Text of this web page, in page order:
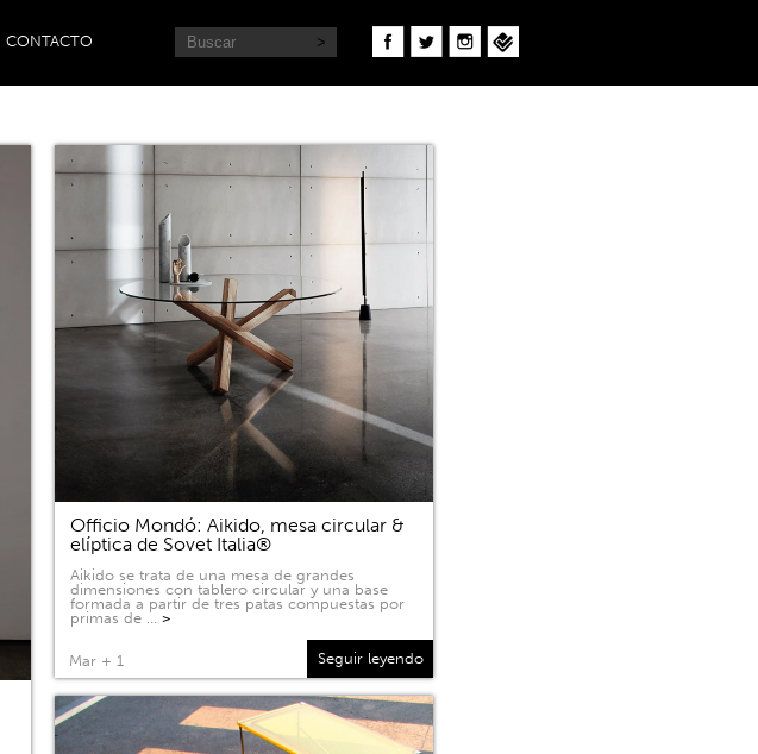
CONTACTO
Officio Mondó: Aikido, mesa circular &
elíptica de Sovet Italia®
Aikido se trata de una mesa de grandes
dimensiones con tablero circular y una base
formada a partir de tres patas compuestas por
primas de … >
Mar + 1 Seguir leyendo